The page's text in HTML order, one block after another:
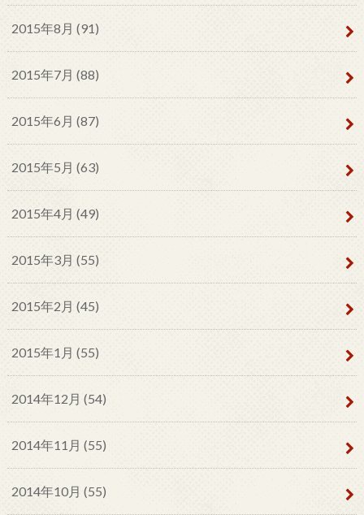
2015年8月 (91)
2015年7月 (88)
2015年6月 (87)
2015年5月 (63)
2015年4月 (49)
2015年3月 (55)
2015年2月 (45)
2015年1月 (55)
2014年12月 (54)
2014年11月 (55)
2014年10月 (55)